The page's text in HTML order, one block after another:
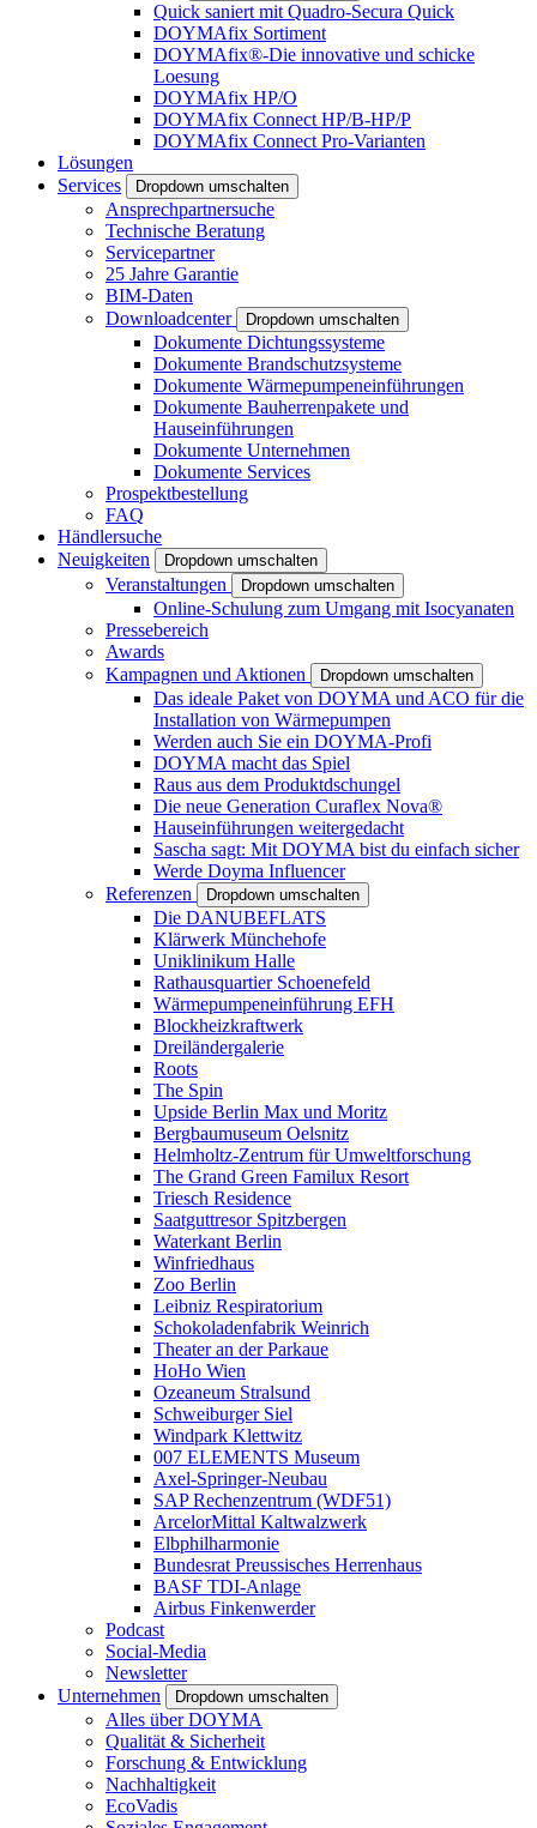
Quick saniert mit Quadro-Secura Quick
DOYMAfix Sortiment
DOYMAfix®-Die innovative und schicke
Loesung
DOYMAfix HP/O
DOYMAfix Connect HP/B-HP/P
DOYMAfix Connect Pro-Varianten
Lösungen
Services
Dropdown umschalten
Ansprechpartnersuche
Technische Beratung
Servicepartner
25 Jahre Garantie
BIM-Daten
Downloadcenter
Dropdown umschalten
Dokumente Dichtungssysteme
Dokumente Brandschutzsysteme
Dokumente Wärmepumpeneinführungen
Dokumente Bauherrenpakete und
Hauseinführungen
Dokumente Unternehmen
Dokumente Services
Prospektbestellung
FAQ
Händlersuche
Neuigkeiten
Dropdown umschalten
Veranstaltungen Dropdown umschalten
Online-Schulung zum Umgang mit Isocyanaten
Pressebereich
Awards
Kampagnen und Aktionen
Dropdown umschalten
Das ideale Paket von DOYMA und ACO für die
Installation von Wärmepumpen
Werden auch Sie ein DOYMA-Profi
DOYMA macht das Spiel
Raus aus dem Produktdschungel
Die neue Generation Curaflex Nova®
Hauseinführungen weitergedacht
Sascha sagt: Mit DOYMA bist du einfach sicher
Werde Doyma Influencer
Referenzen
Dropdown umschalten
Die DANUBEFLATS
Klärwerk Münchehofe
Uniklinikum Halle
Rathausquartier Schoenefeld
Wärmepumpeneinführung EFH
Blockheizkraftwerk
Dreiländergalerie
Roots
The Spin
Upside Berlin Max und Moritz
Bergbaumuseum Oelsnitz
Helmholtz-Zentrum für Umweltforschung
The Grand Green Familux Resort
Triesch Residence
Saatguttresor Spitzbergen
Waterkant Berlin
Winfriedhaus
Zoo Berlin
Leibniz Respiratorium
Schokoladenfabrik Weinrich
Theater an der Parkaue
HoHo Wien
Ozeaneum Stralsund
Schweiburger Siel
Windpark Klettwitz
007 ELEMENTS Museum
Axel-Springer-Neubau
SAP Rechenzentrum (WDF51)
ArcelorMittal Kaltwalzwerk
Elbphilharmonie
Bundesrat Preussisches Herrenhaus
BASF TDI-Anlage
Airbus Finkenwerder
Podcast
Social-Media
Newsletter
Unternehmen
Dropdown umschalten
Alles über DOYMA
Qualität & Sicherheit
Forschung & Entwicklung
Nachhaltigkeit
EcoVadis